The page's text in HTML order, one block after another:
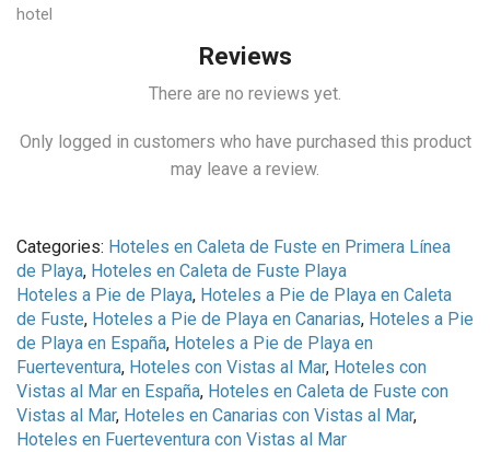
hotel
Reviews
There are no reviews yet.
Only logged in customers who have purchased this product
may leave a review.
Categories: Hoteles en Caleta de Fuste en Primera Línea
de Playa, Hoteles en Caleta de Fuste Playa
Hoteles a Pie de Playa, Hoteles a Pie de Playa en Caleta
de Fuste, Hoteles a Pie de Playa en Canarias, Hoteles a Pie
de Playa en España, Hoteles a Pie de Playa en
Fuerteventura, Hoteles con Vistas al Mar, Hoteles con
Vistas al Mar en España, Hoteles en Caleta de Fuste con
Vistas al Mar, Hoteles en Canarias con Vistas al Mar,
Hoteles en Fuerteventura con Vistas al Mar